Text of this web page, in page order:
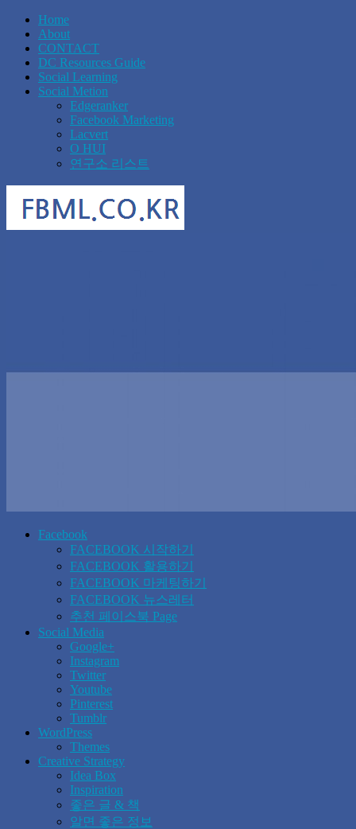
Home
About
CONTACT
DC Resources Guide
Social Learning
Social Metion
Edgeranker
Facebook Marketing
Lacvert
O HUI
연구소 리스트
Facebook
FACEBOOK 시작하기
FACEBOOK 활용하기
FACEBOOK 마케팅하기
FACEBOOK 뉴스레터
추천 페이스북 Page
Social Media
Google+
Instagram
Twitter
Youtube
Pinterest
Tumblr
WordPress
Themes
Creative Strategy
Idea Box
Inspiration
좋은 글 & 책
알면 좋은 정보